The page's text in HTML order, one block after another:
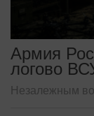
Армия
логово
Незалежным